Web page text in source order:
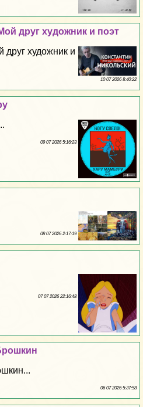
друг художник и поэт
друг художник и
10 07 2026 8:40:22
09 07 2026 5:16:23
08 07 2026 2:17:19
07 07 2026 22:16:48
06 07 2026 5:37:58